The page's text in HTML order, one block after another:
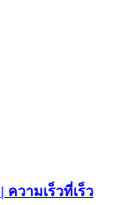
ความเร็วที่เร็ว